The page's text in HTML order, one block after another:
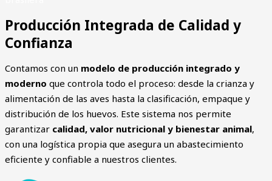
Producción Integrada de Calidad y
Confianza
Contamos con un modelo de producción integrado y
moderno que controla todo el proceso: desde la crianza y
alimentación de las aves hasta la clasificación, empaque y
distribución de los huevos. Este sistema nos permite
garantizar calidad, valor nutricional y bienestar animal,
con una logística propia que asegura un abastecimiento
eficiente y confiable a nuestros clientes.